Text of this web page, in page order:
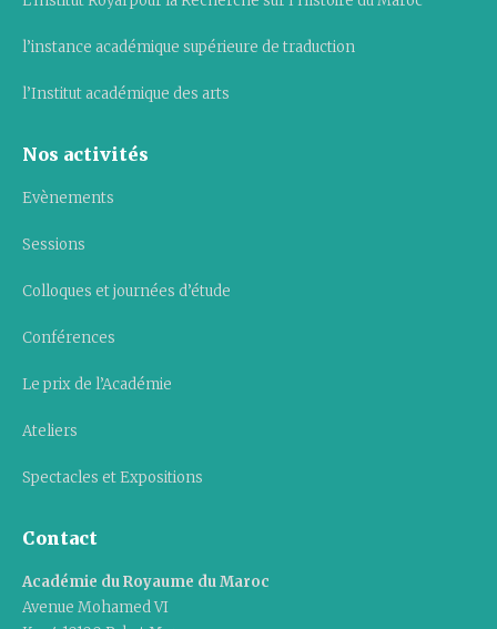
l’instance académique supérieure de traduction
l’Institut académique des arts
Nos activités
Evènements
Sessions
Colloques et journées d’étude
Conférences
Le prix de l’Académie
Ateliers
Spectacles et Expositions
Contact
Académie du Royaume du Maroc
Avenue Mohamed VI